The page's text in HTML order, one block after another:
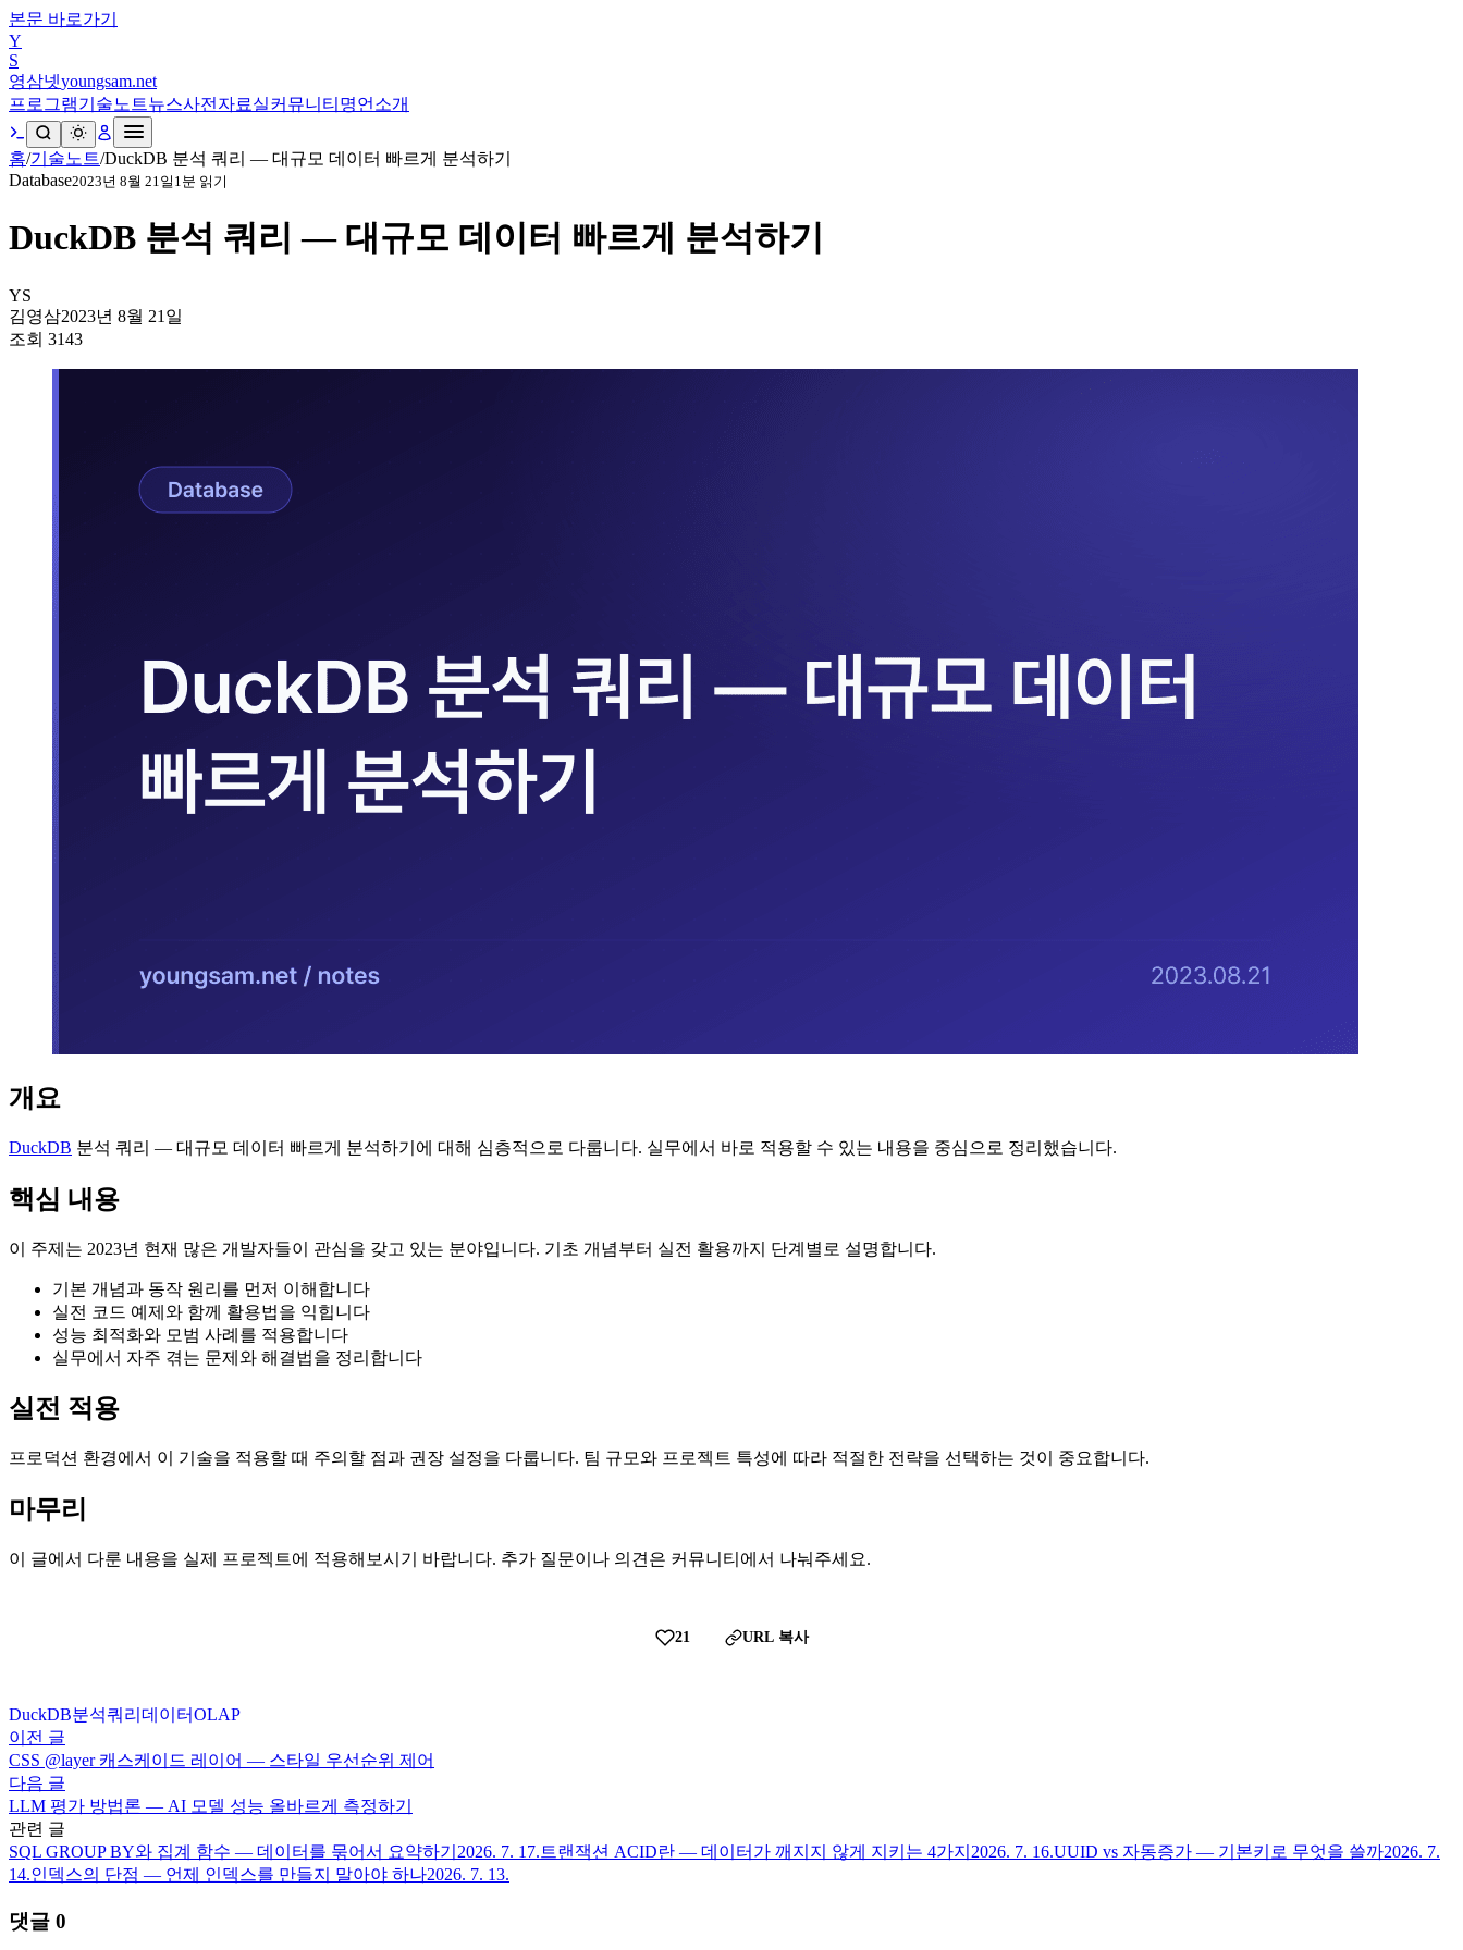
본문 바로가기
Y
S
영삼넷youngsam.net
프로그램기술노트뉴스사전 자료실커뮤니티 명언 소개
홈/기술노트/DuckDB 분석 쿼리 — 대규모 데이터 빠르게 분석하기
Database2023년 8월 21일 1분 읽기
DuckDB 분석 쿼리 — 대규모 데이터 빠르게 분석하기
YS
김영삼2023년 8월 21일
조회 3143
개요
DuckDB 분석 쿼리 — 대규모 데이터 빠르게 분석하기에 대해 심층적으로 다룹니다. 실무에서 바로 적용할 수 있는 내용을 중심으로 정리했습니다.
핵심 내용
이 주제는 2023년 현재 많은 개발자들이 관심을 갖고 있는 분야입니다. 기초 개념부터 실전 활용까지 단계별로 설명합니다.
기본 개념과 동작 원리를 먼저 이해합니다
실전 코드 예제와 함께 활용법을 익힙니다
성능 최적화와 모범 사례를 적용합니다
실무에서 자주 겪는 문제와 해결법을 정리합니다
실전 적용
프로덕션 환경에서 이 기술을 적용할 때 주의할 점과 권장 설정을 다룹니다. 팀 규모와 프로젝트 특성에 따라 적절한 전략을 선택하는 것이 중요합니다.
마무리
이 글에서 다룬 내용을 실제 프로젝트에 적용해보시기 바랍니다. 추가 질문이나 의견은 커뮤니티에서 나눠주세요.
21 URL 복사
DuckDB분석쿼리 데이터OLAP
이전 글
CSS @layer 캐스케이드 레이어 — 스타일 우선순위 제어
다음 글
LLM 평가 방법론 — AI 모델 성능 올바르게 측정하기
관련 글
SQL GROUP BY와 집계 함수 — 데이터를 묶어서 요약하기 2026. 7. 17. 트랜잭션 ACID란 — 데이터가 깨지지 않게 지키는 4가지 2026. 7. 16.UUID vs 자동증가 — 기본키로 무엇을 쓸까2026. 7.
14.인덱스의 단점 — 언제 인덱스를 만들지 말아야 하나2026. 7. 13.
댓글 0